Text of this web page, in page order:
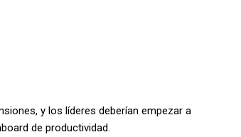
y los líderes deberían empezar a
de productividad.